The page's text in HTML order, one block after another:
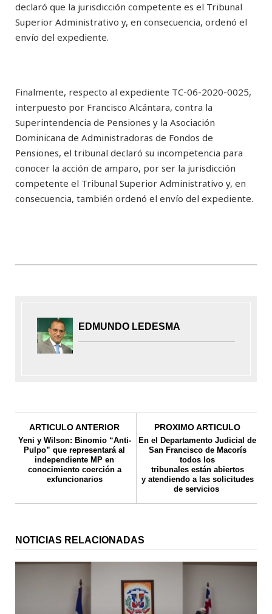
declaró que la jurisdicción competente es el Tribunal
Superior Administrativo y, en consecuencia, ordenó el
envío del expediente.
Finalmente, respecto al expediente TC-06-2020-0025,
interpuesto por Francisco Alcántara, contra la
Superintendencia de Pensiones y la Asociación
Dominicana de Administradoras de Fondos de
Pensiones, el tribunal declaró su incompetencia para
conocer la acción de amparo, por ser la jurisdicción
competente el Tribunal Superior Administrativo y, en
consecuencia, también ordenó el envío del expediente.
EDMUNDO LEDESMA
ARTICULO ANTERIOR
Yeni y Wilson: Binomio “Anti-
Pulpo” que representará al
independiente MP en
conocimiento coerción a
exfuncionarios
PROXIMO ARTICULO
En el Departamento Judicial de
San Francisco de Macorís
todos los
tribunales están abiertos
y atendiendo a las solicitudes
de servicios
NOTICIAS RELACIONADAS